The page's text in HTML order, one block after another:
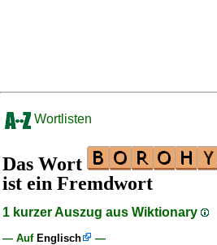
Wortlisten
Das Wort
ist ein Fremdwort
1 kurzer Auszug aus Wiktionary
— Auf Englisch —